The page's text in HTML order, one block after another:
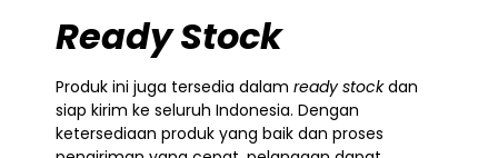
Ready Stock
Produk ini juga tersedia dalam ready stockdan
siap kirim ke seluruh Indonesia. Dengan
ketersediaan produk yang baik dan proses